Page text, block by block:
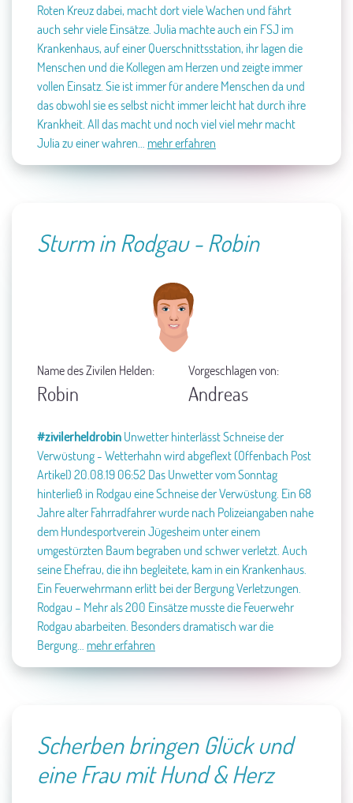
Roten Kreuz dabei, macht dort viele Wachen und fährt
auch sehr viele Einsätze. Julia machte auch ein FSJ im
Krankenhaus, auf einer Querschnittsstation, ihr lagen die
Menschen und die Kollegen am Herzen und zeigte immer
vollen Einsatz. Sie ist immer für andere Menschen da und
das obwohl sie es selbst nicht immer leicht hat durch ihre
Krankheit. All das macht und noch viel viel mehr macht
Julia zu einer wahren…
mehr erfahren
Sturm in Rodgau - Robin
Name des Zivilen Helden:
Robin
Vorgeschlagen von:
Andreas
#zivilerheldrobinUnwetter hinterlässt Schneise der
Verwüstung - Wetterhahn wird abgeflext (Offenbach Post
Artikel)20.08.19 06:52 Das Unwetter vom Sonntag
hinterließ in Rodgau eine Schneise der Verwüstung. Ein 68
Jahre alter Fahrradfahrer wurde nach Polizeiangaben nahe
dem Hundesportverein Jügesheim unter einem
umgestürzten Baum begraben und schwer verletzt.Auch
seine Ehefrau, die ihn begleitete, kam in ein Krankenhaus.
Ein Feuerwehrmann erlitt bei der Bergung Verletzungen.
Rodgau – Mehr als 200 Einsätze musste die Feuerwehr
Rodgau abarbeiten. Besonders dramatisch war die
Bergung… mehr erfahren
Scherben bringen Glück und
eine Frau mit Hund & Herz